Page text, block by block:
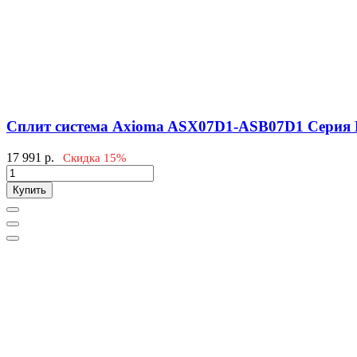
Сплит система Axioma ASX07D1-ASB07D1 Серия
17 991 р. Скидка 15%
Купить